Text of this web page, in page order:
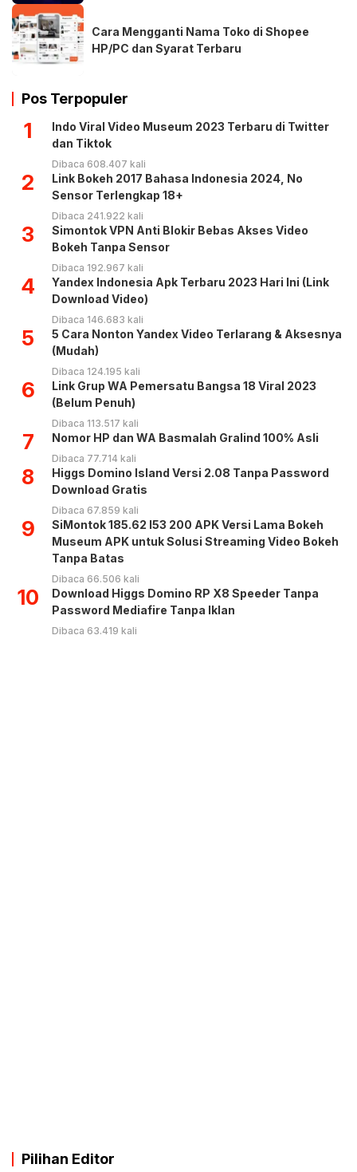
Cara Mengganti Nama Toko di Shopee
HP/PC dan Syarat Terbaru
Pos Terpopuler
1
Indo Viral Video Museum 2023 Terbaru di Twitter
dan Tiktok
Dibaca 608.407 kali
2
Link Bokeh 2017 Bahasa Indonesia 2024, No
Sensor Terlengkap 18+
Dibaca 241.922 kali
3
Simontok VPN Anti Blokir Bebas Akses Video
Bokeh Tanpa Sensor
Dibaca 192.967 kali
4
Yandex Indonesia Apk Terbaru 2023 Hari Ini (Link
Download Video)
Dibaca 146.683 kali
5
5 Cara Nonton Yandex Video Terlarang & Aksesnya
(Mudah)
Dibaca 124.195 kali
6
Link Grup WA Pemersatu Bangsa 18 Viral 2023
(Belum Penuh)
Dibaca 113.517 kali
7 Nomor HP dan WA Basmalah Gralind 100% Asli
Dibaca 77.714 kali
8
Higgs Domino Island Versi 2.08 Tanpa Password
Download Gratis
Dibaca 67.859 kali
9
SiMontok 185.62 l53 200 APK Versi Lama Bokeh
Museum APK untuk Solusi Streaming Video Bokeh
Tanpa Batas
Dibaca 66.506 kali
10
Download Higgs Domino RP X8 Speeder Tanpa
Password Mediafire Tanpa Iklan
Dibaca 63.419 kali
Pilihan Editor